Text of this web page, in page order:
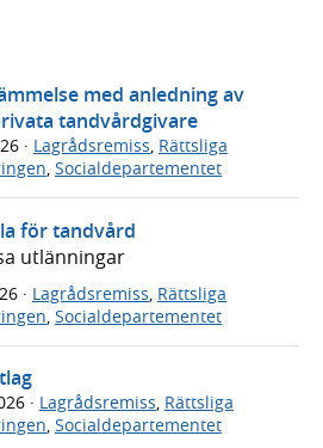
med anledning av
tandvårdgivare
· Lagrådsremiss, Rättsliga
, Socialdepartementet
för tandvård
utlänningar
· Lagrådsremiss Rättsliga
Socialdepartementet
· Lagrådsremiss, Rättsliga
, Socialdepartementet